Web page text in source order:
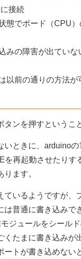
接続
態でボード（CPU）
みの障害が出ていな
以前の通りの方法が
ンを押すというこ
ときに、arduinoの
を再起動させたりす
ります。
いるようですが、
は普通に書き込みで
ジュールをシール
くたまに書き込みが
ートが書き込めない